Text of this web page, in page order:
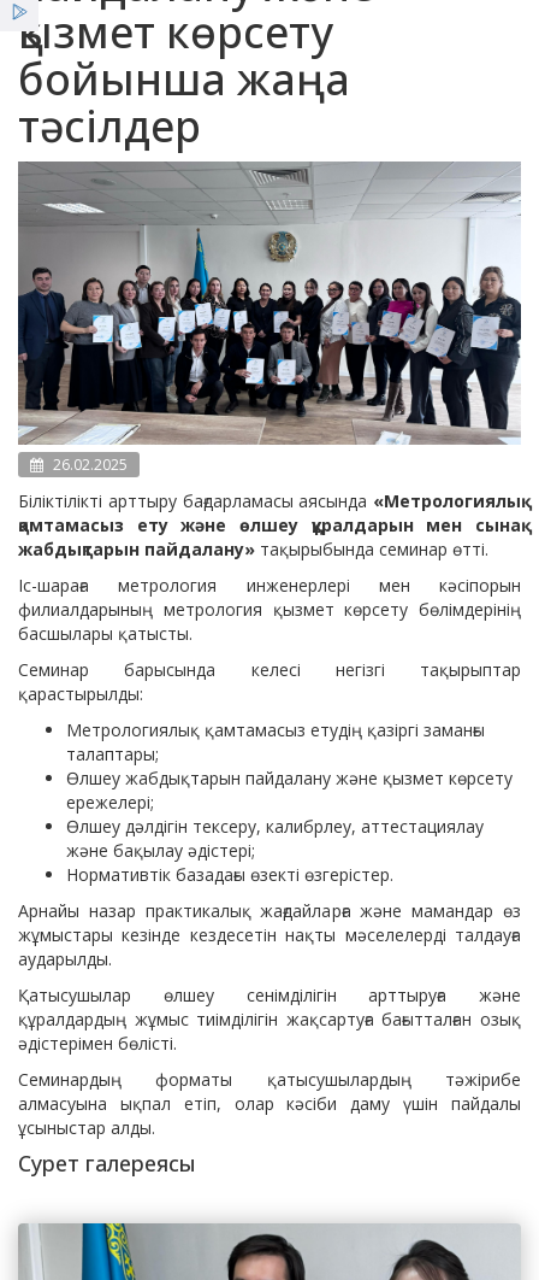
Қызметтер
Жеңілдіктер
Жаңалықтар
қызмет көрсету
бойынша жаңа
тәсілдер
26.02.2025
Біліктілікті арттыру бағдарламасы аясында «Метрологиялық
қамтамасыз ету және өлшеу құралдарын мен сынақ
жабдықтарын пайдалану» тақырыбында семинар өтті.
Іс-шараға метрология инженерлері мен кәсіпорын
филиалдарының метрология қызмет көрсету бөлімдерінің
басшылары қатысты.
Семинар барысында келесі негізгі тақырыптар
қарастырылды:
Метрологиялық қамтамасыз етудің қазіргі заманғы
талаптары;
Өлшеу жабдықтарын пайдалану және қызмет көрсету
ережелері;
Өлшеу дәлдігін тексеру, калибрлеу, аттестациялау
және бақылау әдістері;
Нормативтік базадағы өзекті өзгерістер.
Арнайы назар практикалық жағдайларға және мамандар өз
жұмыстары кезінде кездесетін нақты мәселелерді талдауға
аударылды.
Қатысушылар өлшеу сенімділігін арттыруға және
құралдардың жұмыс тиімділігін жақсартуға бағытталған озық
әдістерімен бөлісті.
Семинардың форматы қатысушылардың тәжірибе
алмасуына ықпал етіп, олар кәсіби даму үшін пайдалы
ұсыныстар алды.
Сурет галереясы